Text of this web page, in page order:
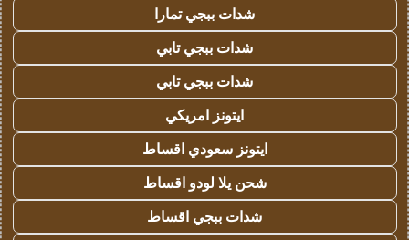
شدات ببجي تمارا
شدات ببجي تابي
شدات ببجي تابي
ايتونز امريكي
ايتونز سعودي اقساط
شحن يلا لودو اقساط
شدات ببجي اقساط